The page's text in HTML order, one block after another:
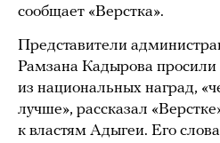
сообщает «Верстка».
Представители
Рамзана Кадырова просили
из национальных наград,
лучше», рассказал
к властям Адыгеи. Его